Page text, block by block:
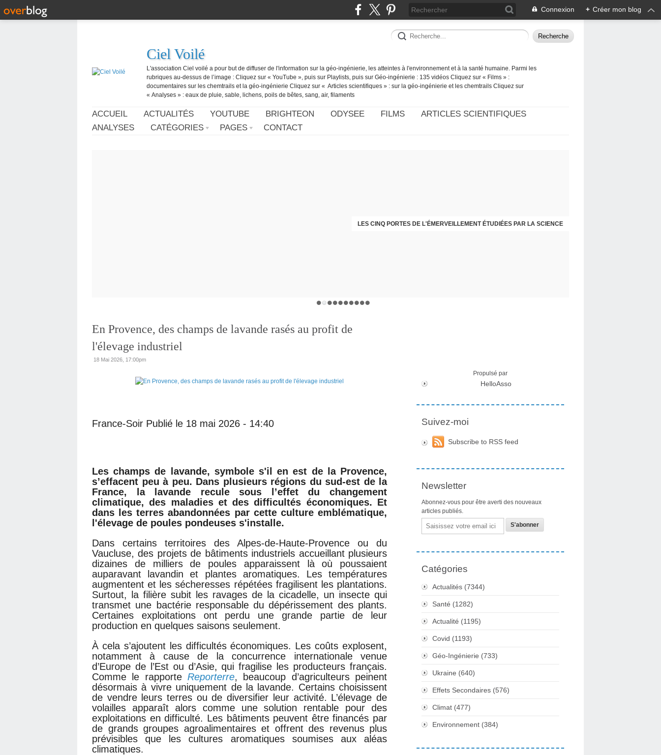
Connexion + Créer mon blog
Ciel Voilé
L'association Ciel voilé a pour but de diffuser de l'information sur la géo-ingénierie, les atteintes à l'environnement et à la santé humaine. Parmi les
rubriques au-dessus de l’image : Cliquez sur « YouTube », puis sur Playlists, puis sur Géo-ingénierie : 135 vidéos Cliquez sur « Films » :
documentaires sur les chemtrails et la géo-ingénierie Cliquez sur « Articles scientifiques » : sur la géo-ingénierie et les chemtrails Cliquez sur
« Analyses » : eaux de pluie, sable, lichens, poils de bêtes, sang, air, filaments
ACCUEIL ACTUALITÉS YOUTUBE BRIGHTEON ODYSEE FILMS
ARTICLES SCIENTIFIQUES
ANALYSES
CATÉGORIES PAGES CONTACT
LES CINQ PORTES DE L'ÉMERVEILLEMENT ÉTUDIÉES PAR LA SCIENCE
CHRISTOPHE PERRET GENTIL : RECEVOIR LE MESSAGE DES PLANTES
En Provence, des champs de lavande rasés au profit de
l'élevage industriel
18 Mai 2026, 17:00pm
France-Soir Publié le 18 mai 2026 - 14:40
Les champs de lavande, symbole s'il en est de la Provence,
s’effacent peu à peu. Dans plusieurs régions du sud-est de la
France, la lavande recule sous l’effet du changement
climatique, des maladies et des difficultés économiques. Et
dans les terres abandonnées par cette culture emblématique,
l'élevage de poules pondeuses s'installe.
Dans certains territoires des Alpes-de-Haute-Provence ou du
Vaucluse, des projets de bâtiments industriels accueillant plusieurs
dizaines de milliers de poules apparaissent là où poussaient
auparavant lavandin et plantes aromatiques. Les températures
augmentent et les sécheresses répétées fragilisent les plantations.
Surtout, la filière subit les ravages de la cicadelle, un insecte qui
transmet une bactérie responsable du dépérissement des plants.
Certaines exploitations ont perdu une grande partie de leur
production en quelques saisons seulement.
À cela s’ajoutent les difficultés économiques. Les coûts explosent,
notamment à cause de la concurrence internationale venue
d’Europe de l’Est ou d’Asie, qui fragilise les producteurs français.
Comme le rapporte Reporterre, beaucoup d’agriculteurs peinent
désormais à vivre uniquement de la lavande. Certains choisissent
de vendre leurs terres ou de diversifier leur activité. L’élevage de
volailles apparaît alors comme une solution rentable pour des
exploitations en difficulté. Les bâtiments peuvent être financés par
de grands groupes agroalimentaires et offrent des revenus plus
prévisibles que les cultures aromatiques soumises aux aléas
climatiques.
Propulsé par
HelloAsso
Suivez-moi
Subscribe to RSS feed
Newsletter
Abonnez-vous pour être averti des nouveaux
articles publiés.
Email
Catégories
Actualités (7344)
Santé (1282)
Actualité (1195)
Covid (1193)
Géo-Ingénierie (733)
Ukraine (640)
Effets Secondaires (576)
Climat (477)
Environnement (384)